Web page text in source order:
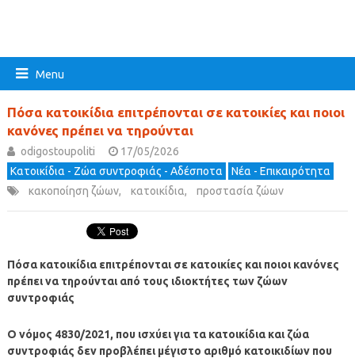
Menu
Πόσα κατοικίδια επιτρέπονται σε κατοικίες και ποιοι
κανόνες πρέπει να τηρούνται
odigostoupoliti
17/05/2026
Κατοικίδια - Ζώα συντροφιάς - Αδέσποτα
Νέα - Επικαιρότητα
κακοποίηση ζώων, κατοικίδια, προστασία ζώων
Πόσα κατοικίδια επιτρέπονται σε κατοικίες και ποιοι κανόνες
πρέπει να τηρούνται από τους ιδιοκτήτες των ζώων
συντροφιάς
Ο νόμος 4830/2021, που ισχύει για τα κατοικίδια και ζώα
συντροφιάς δεν προβλέπει μέγιστο αριθμό κατοικιδίων που